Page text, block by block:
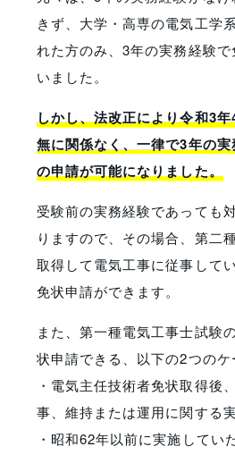
きず、大学・高専の電気工学
れた方のみ、3年の実務経験
いました。
しかし、法改正により令和3
無に関係なく、一律で3年の
の申請が可能になりました。
受験前の実務経験であっても
りますので、その場合、第二
取得して電気工事に従事して
免状申請ができます。
また、第一種電気工事士試験
状申請できる、以下の2つのケ
・電気主任技術者免状取得後
事、維持または運用に関する
・昭和62年以前に実施してい